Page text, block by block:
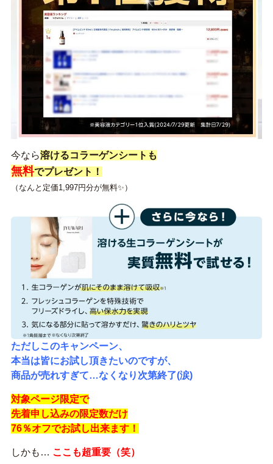
今なら溶けるコラーゲンシート も
無料でプレゼント！
（なんと定価1,997円分が無料✨）
ただしこのキャンペーン、
本当は皆にお試し頂きたいのですが、
商品が売れすぎて…なくなり次第終了(涙)
対象ページ限定で
先着申し込みの限定数だけ
76％オフでお試し出来ます！
しかも… ここも超重要（笑）